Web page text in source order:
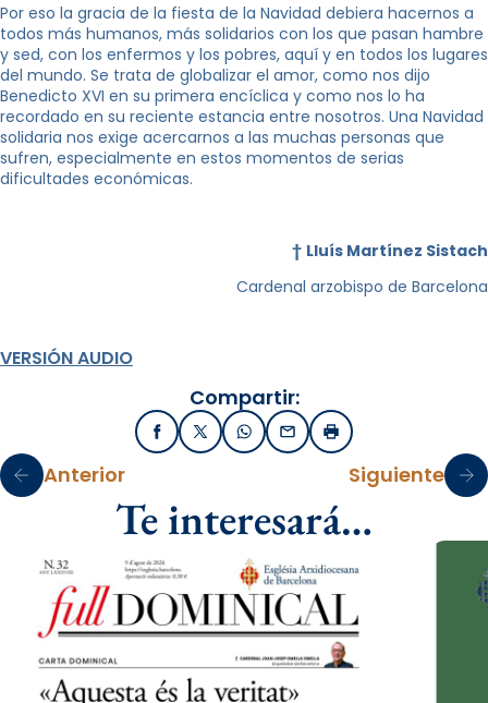
Por eso la gracia de la fiesta de la Navidad debiera hacernos a
todos más humanos, más solidarios con los que pasan hambre
y sed, con los enfermos y los pobres, aquí y en todos los lugares
del mundo. Se trata de globalizar el amor, como nos dijo
Benedicto XVI en su primera encíclica y como nos lo ha
recordado en su reciente estancia entre nosotros. Una Navidad
solidaria nos exige acercarnos a las muchas personas que
sufren, especialmente en estos momentos de serias
dificultades económicas.
† Lluís Martínez Sistach
Cardenal arzobispo de Barcelona
VERSIÓN AUDIO
Compartir:
FacebookX / TwitterWhatsApp
EmailImprimir
Anterior Siguiente
Te interesará…